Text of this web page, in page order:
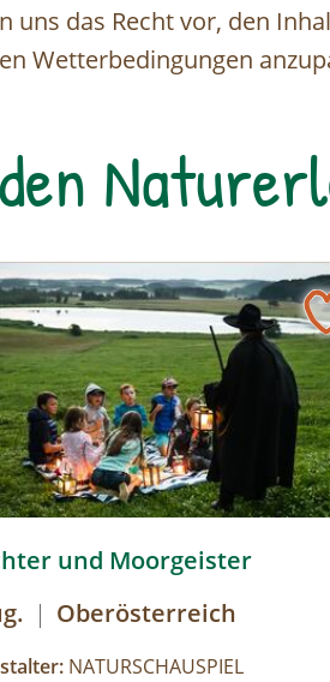
uns das Recht vor, den
Wetterbedingungen
und Moorgeister
| Oberösterreich
NATURSCHAUSPIEL